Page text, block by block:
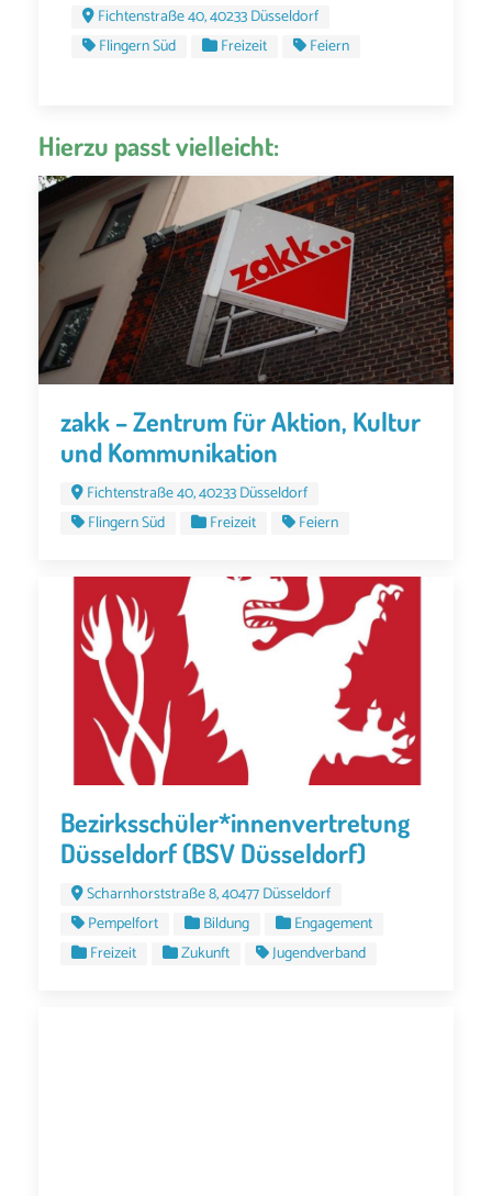
Fichtenstraße 40, 40233 Düsseldorf
Flingern Süd
Freizeit Feiern
Hierzu passt vielleicht:
zakk – Zentrum für Aktion, Kultur
und Kommunikation
Fichtenstraße 40, 40233 Düsseldorf
Flingern Süd
Freizeit Feiern
Bezirksschüler*innenvertretung
Düsseldorf (BSV Düsseldorf)
Scharnhorststraße 8, 40477 Düsseldorf
Pempelfort
Bildung
Engagement
Freizeit
Zukunft Jugendverband